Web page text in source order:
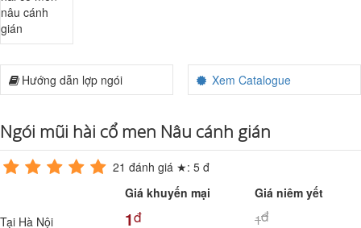
Hướng dẫn lợp ngói Xem Catalogue
Ngói mũi hài cổ men Nâu cánh gián
21 đánh giá ★: 5 đ
Giá khuyến mại
Giá niêm yết
Tại Hà Nội
1đ 1đ